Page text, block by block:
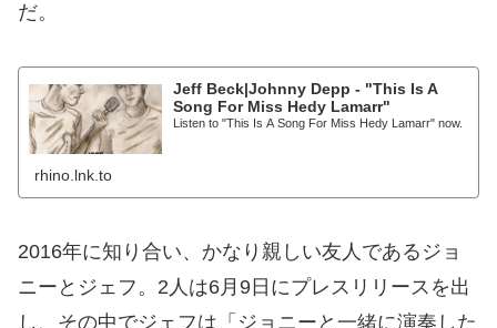
だ。
Jeff Beck|Johnny Depp - "This Is A
Song For Miss Hedy Lamarr"
Listen to "This Is A Song For Miss Hedy Lamarr" now.
rhino.lnk.to
2016年に知り合い、かなり親しい友人であるジョ
ニーとジェフ。2人は6月9日にプレスリリースを出
し、その中でジェフは「ジョニーと一緒に演奏した